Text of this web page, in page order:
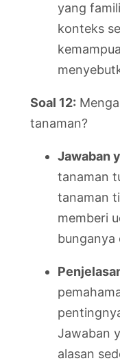
yang
konteks
Soal 12:
tanaman?
Jawaban
tanaman
tanaman
memberi
bunganya
Jawaban
alasan